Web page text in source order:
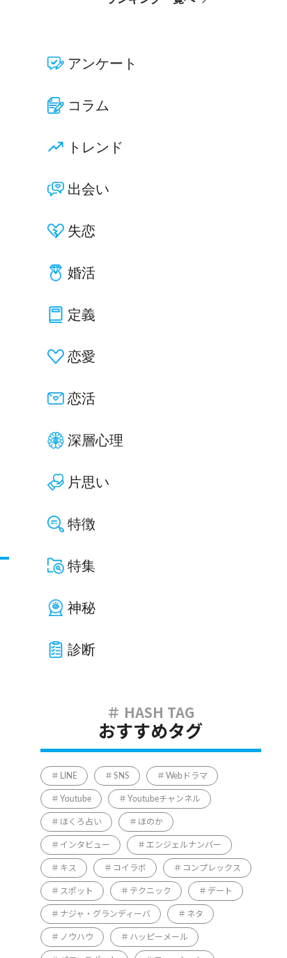
アンケート
コラム
トレンド
出会い
失恋
婚活
定義
恋愛
恋活
深層心理
片思い
特徴
特集
神秘
診断
おすすめタグ
LINE SNS Webドラマ
Youtube Youtubeチャンネル
ほくろ占い ほのか
インタビュー エンジェルナンバー
キス コイラボ コンプレックス
スポット テクニック デート
ナジャ・グランディーバ ネタ
ノウハウ ハッピーメール